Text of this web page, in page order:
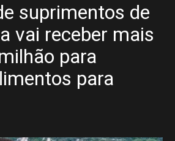
suprimentos de
vai receber mais
para
para